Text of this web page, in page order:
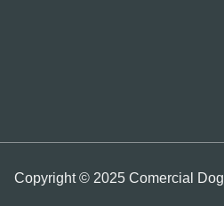
Copyright © 2025 Comercial Dog